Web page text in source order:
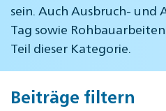
sein. Auch Ausbruch-
Tag sowie
Teil dieser Kategorie.
Beiträge filtern